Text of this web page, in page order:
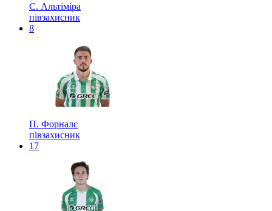
С. Альтіміра
півзахисник
8
П. Форналс
півзахисник
17